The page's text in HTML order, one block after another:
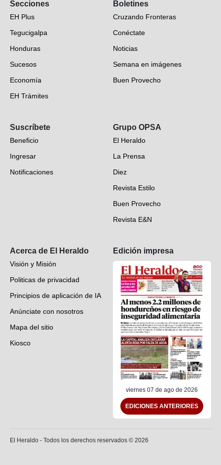
Secciones
EH Plus
Tegucigalpa
Honduras
Sucesos
Economía
EH Trámites
EH Verifica
Fotogalerías
Deportes
Videos
Boletines
Cruzando Fronteras
Conéctate
Noticias
Semana en imágenes
Buen Provecho
Suscríbete
Beneficio
Ingresar
Notificaciones
Grupo OPSA
El Heraldo
La Prensa
Diez
Revista Estilo
Buen Provecho
Revista E&N
Acerca de El Heraldo
Visión y Misión
Politicas de privacidad
Principios de aplicación de IA
Anúnciate con nosotros
Mapa del sitio
Kiosco
Edición impresa
viernes 07 de ago de 2026
EDICIONES ANTERIORES
El Heraldo - Todos los derechos reservados © 2026